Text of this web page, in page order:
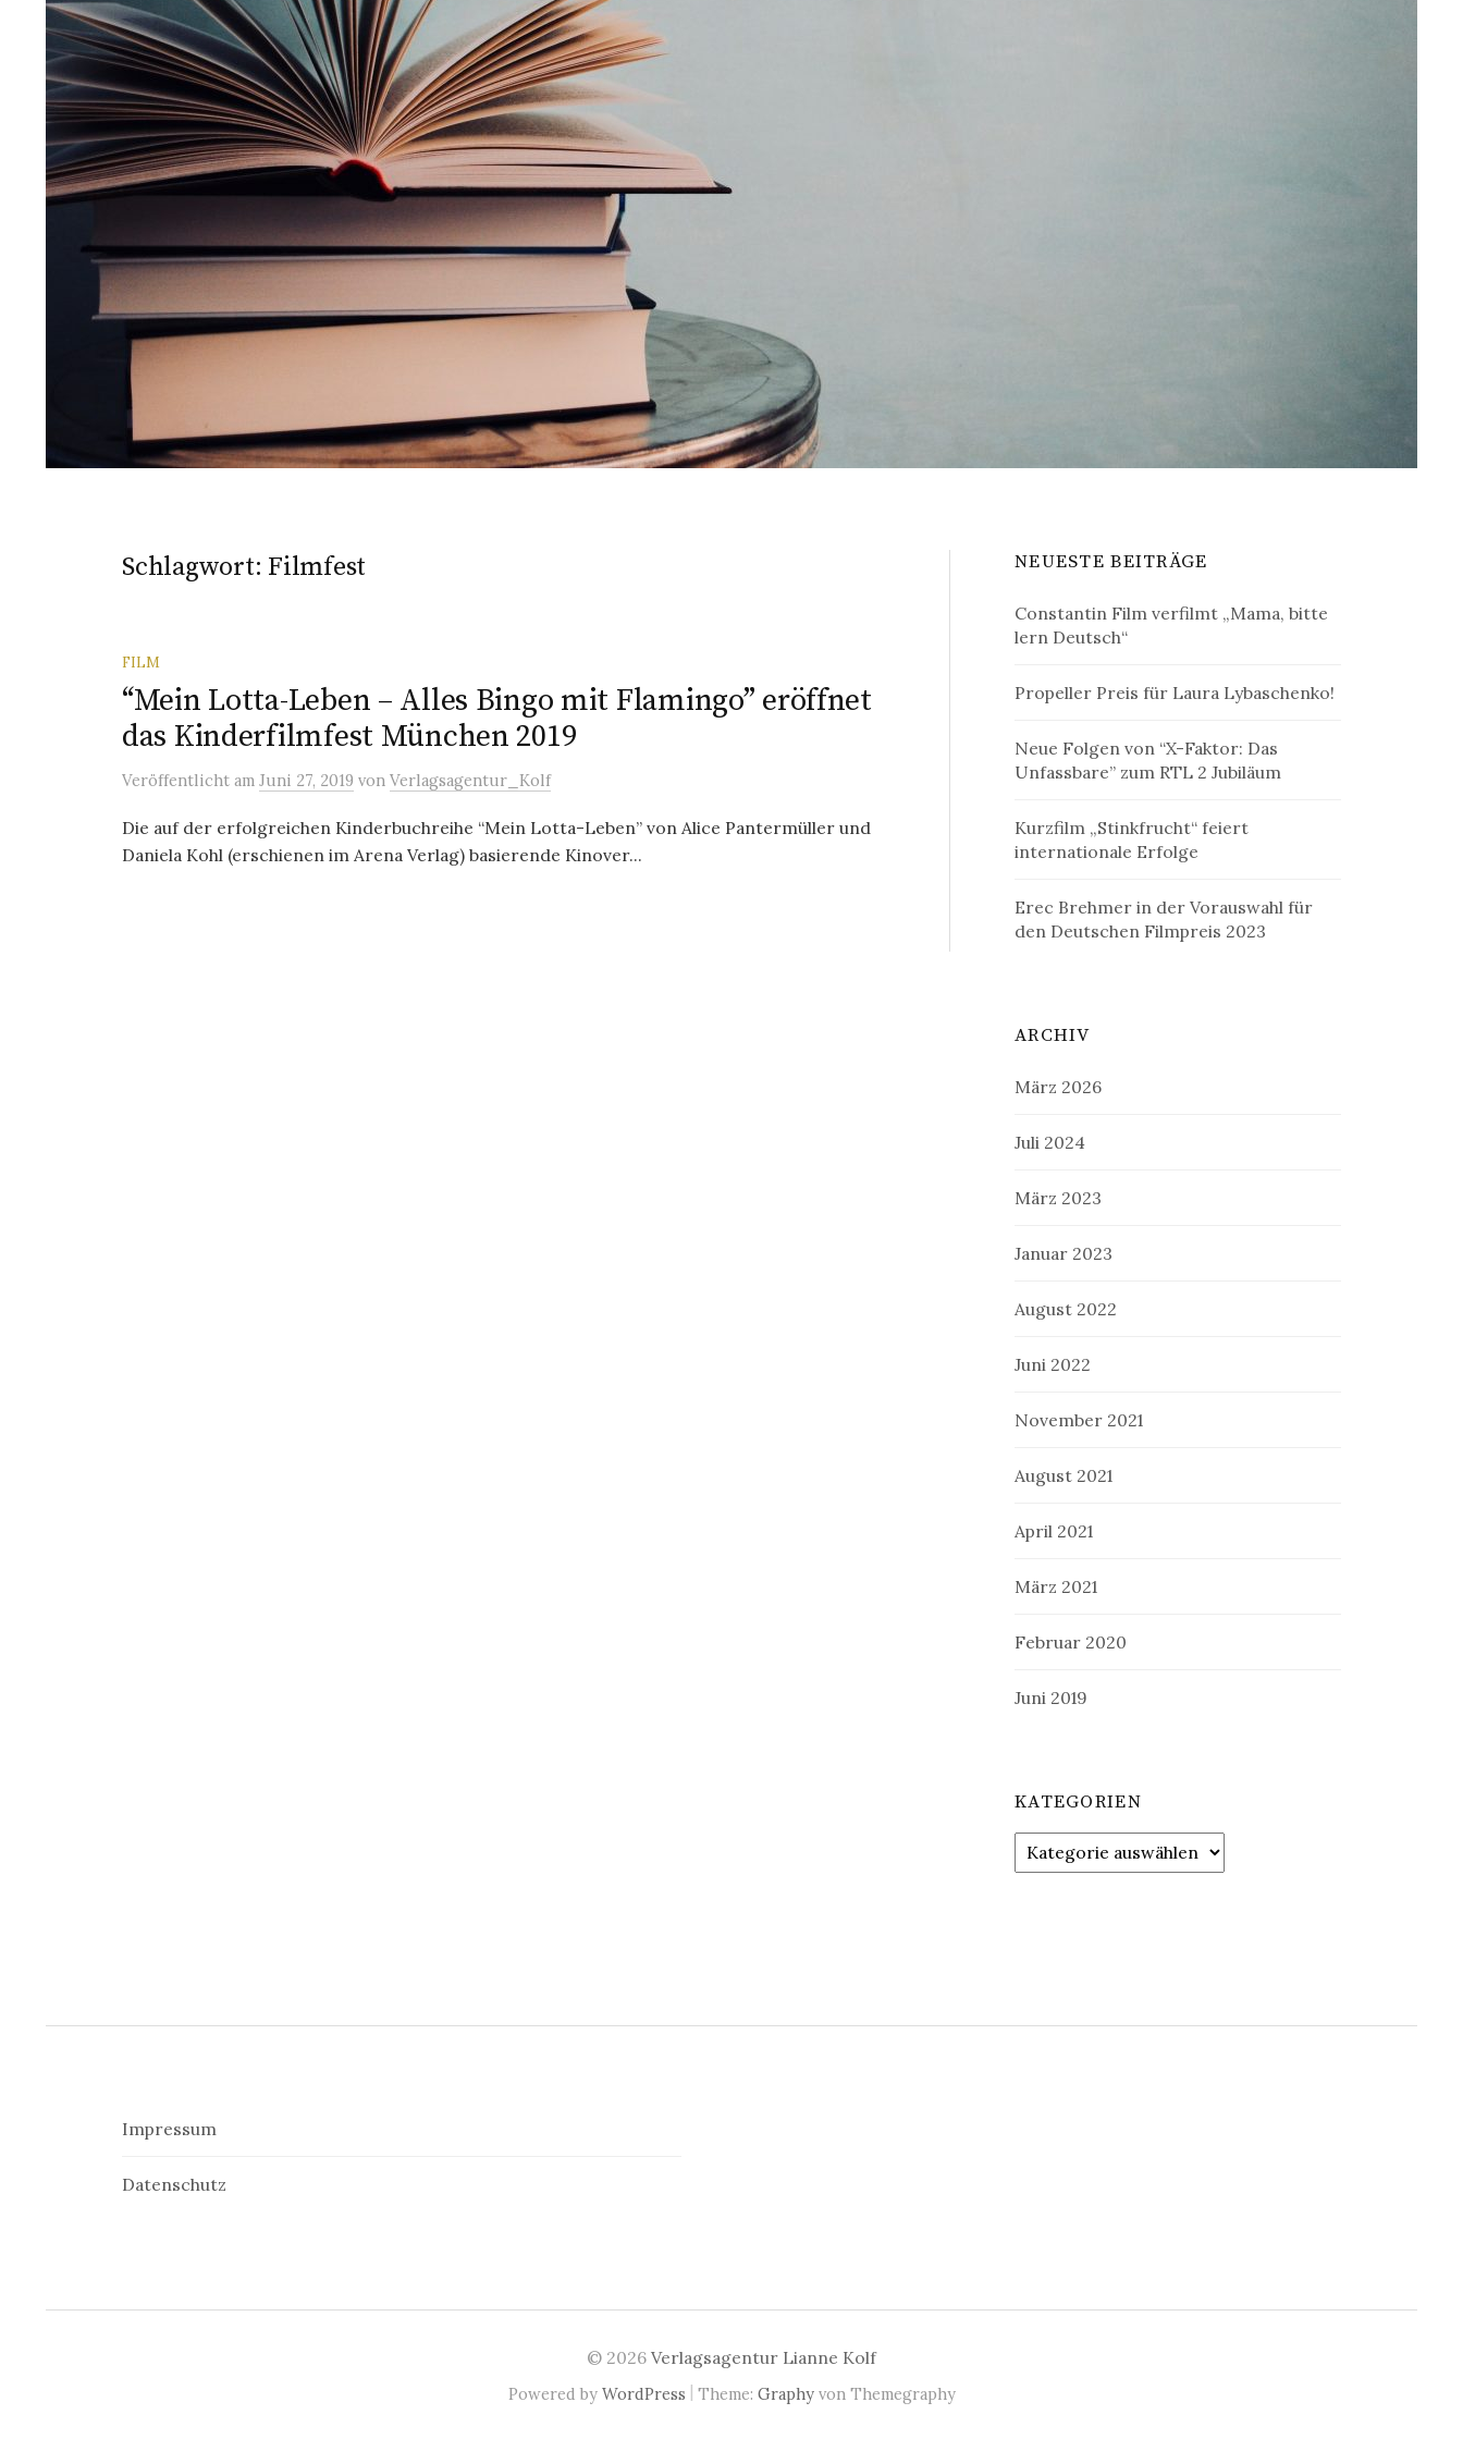
Schlagwort: Filmfest
FILM
“Mein Lotta-Leben – Alles Bingo mit Flamingo” eröffnet
das Kinderfilmfest München 2019
Veröffentlicht am Juni 27, 2019 von Verlagsagentur_Kolf
Die auf der erfolgreichen Kinderbuchreihe “Mein Lotta-Leben” von Alice Pantermüller und
Daniela Kohl (erschienen im Arena Verlag) basierende Kinover...
NEUESTE BEITRÄGE
Constantin Film verfilmt „Mama, bitte
lern Deutsch“
Propeller Preis für Laura Lybaschenko!
Neue Folgen von “X-Faktor: Das
Unfassbare” zum RTL 2 Jubiläum
Kurzfilm „Stinkfrucht“ feiert
internationale Erfolge
Erec Brehmer in der Vorauswahl für
den Deutschen Filmpreis 2023
ARCHIV
März 2026
Juli 2024
März 2023
Januar 2023
August 2022
Juni 2022
November 2021
August 2021
April 2021
März 2021
Februar 2020
Juni 2019
KATEGORIEN
Kategorien
Impressum
Datenschutz
© 2026 Verlagsagentur Lianne Kolf
Powered by WordPress | Theme: Graphyvon Themegraphy